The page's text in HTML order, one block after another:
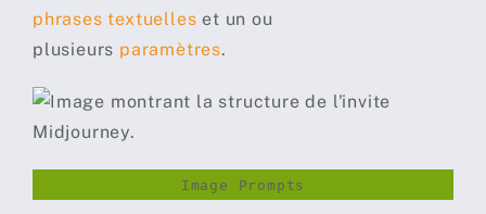
phrases textuelles et un ou
plusieurs paramètres.
Image Prompts